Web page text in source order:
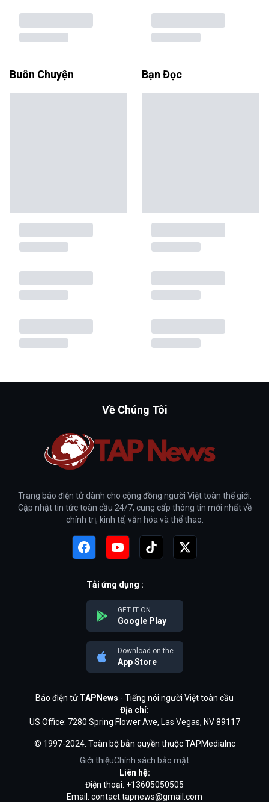
Buôn Chuyện Bạn Đọc
Về Chúng Tôi
Trang báo điện tử dành cho cộng đồng người Việt toàn thế giới.
Cập nhật tin tức toàn cầu 24/7, cung cấp thông tin mới nhất về
chính trị, kinh tế, văn hóa và thể thao.
Tải ứng dụng :
GET IT ON
Google Play
Download on the
App Store
Báo điện tử TAPNews - Tiếng nói người Việt toàn cầu
Địa chỉ:
US Office: 7280 Spring Flower Ave, Las Vegas, NV 89117
© 1997-2024. Toàn bộ bản quyền thuộc TAPMediaInc
Giới thiệuChính sách bảo mật
Liên hệ:
Điện thoại: +13605050505
Email: contact.tapnews@gmail.com